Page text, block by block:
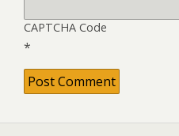
CAPTCHA Code
*